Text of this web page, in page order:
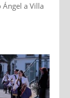
Ángel a Villa